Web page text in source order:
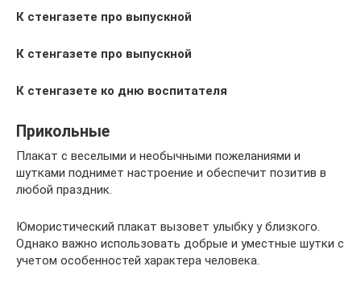
К стенгазете про выпускной
К стенгазете про выпускной
К стенгазете ко дню воспитателя
Прикольные
Плакат с веселыми и необычными пожеланиями и
шутками поднимет настроение и обеспечит позитив в
любой праздник.
Юмористический плакат вызовет улыбку у близкого.
Однако важно использовать добрые и уместные шутки с
учетом особенностей характера человека.